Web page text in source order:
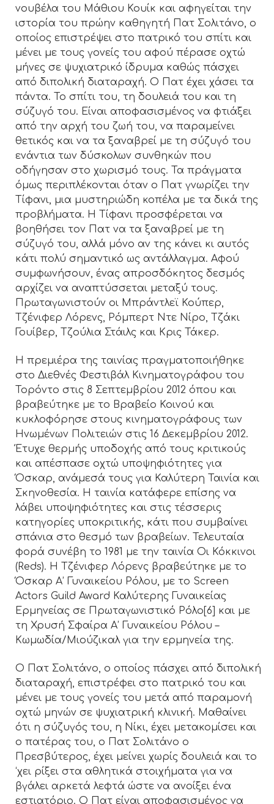
νουβέλα του Μάθιου Κουίκ και αφηγείται την
ιστορία του πρώην καθηγητή Πατ Σολιτάνο, ο
οποίος επιστρέψει στο πατρικό του σπίτι και
μένει με τους γονείς του αφού πέρασε οχτώ
μήνες σε ψυχιατρικό ίδρυμα καθώς πάσχει
από διπολική διαταραχή. Ο Πατ έχει χάσει τα
πάντα. Το σπίτι του, τη δουλειά του και τη
σύζυγό του. Είναι αποφασισμένος να φτιάξει
από την αρχή του ζωή του, να παραμείνει
θετικός και να τα ξαναβρεί με τη σύζυγό του
ενάντια των δύσκολων συνθηκών που
οδήγησαν στο χωρισμό τους. Τα πράγματα
όμως περιπλέκονται όταν ο Πατ γνωρίζει την
Τίφανι, μια μυστηριώδη κοπέλα με τα δικά της
προβλήματα. Η Τίφανι προσφέρεται να
βοηθήσει τον Πατ να τα ξαναβρεί με τη
σύζυγό του, αλλά μόνο αν της κάνει κι αυτός
κάτι πολύ σημαντικό ως αντάλλαγμα. Αφού
συμφωνήσουν, ένας απροσδόκητος δεσμός
αρχίζει να αναπτύσσεται μεταξύ τους.
Πρωταγωνιστούν οι Μπράντλεϊ Κούπερ,
Τζένιφερ Λόρενς, Ρόμπερτ Ντε Νίρο, Τζάκι
Γουίβερ, Τζούλια Στάιλς και Κρις Τάκερ.
Η πρεμιέρα της ταινίας πραγματοποιήθηκε
στο Διεθνές Φεστιβάλ Κινηματογράφου του
Τορόντο στις 8 Σεπτεμβρίου 2012 όπου και
βραβεύτηκε με το Βραβείο Κοινού και
κυκλοφόρησε στους κινηματογράφους των
Ηνωμένων Πολιτειών στις 16 Δεκεμβρίου 2012.
Έτυχε θερμής υποδοχής από τους κριτικούς
και απέσπασε οχτώ υποψηφιότητες για
Όσκαρ, ανάμεσά τους για Καλύτερη Ταινία και
Σκηνοθεσία. Η ταινία κατάφερε επίσης να
λάβει υποψηφιότητες και στις τέσσερις
κατηγορίες υποκριτικής, κάτι που συμβαίνει
σπάνια στο θεσμό των βραβείων. Τελευταία
φορά συνέβη το 1981 με την ταινία Οι Κόκκινοι
(Reds). Η Τζένιφερ Λόρενς βραβεύτηκε με το
Όσκαρ Α’ Γυναικείου Ρόλου, με το Screen
Actors Guild Award Καλύτερης Γυναικείας
Ερμηνείας σε Πρωταγωνιστικό Ρόλο[6] και με
τη Χρυσή Σφαίρα Α’ Γυναικείου Ρόλου –
Κωμωδία/Μιούζικαλ για την ερμηνεία της.
Ο Πατ Σολιτάνο, ο οποίος πάσχει από διπολική
διαταραχή, επιστρέφει στο πατρικό του και
μένει με τους γονείς του μετά από παραμονή
οχτώ μηνών σε ψυχιατρική κλινική. Μαθαίνει
ότι η σύζυγός του, η Νίκι, έχει μετακομίσει και
ο πατέρας του, ο Πατ Σολιτάνο ο
Πρεσβύτερος, έχει μείνει χωρίς δουλειά και το
‘χει ρίξει στα αθλητικά στοιχήματα για να
βγάλει αρκετά λεφτά ώστε να ανοίξει ένα
εστιατόριο. Ο Πατ είναι αποφασισμένος να